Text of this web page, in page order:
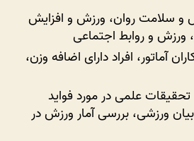
و سلامت روان، ورزش و افزایش
ورزش و روابط اجتماعی
آماتور، افراد دارای اضافه وزن،
علمی در مورد فواید
ورزشی، بررسی آمار ورزش در